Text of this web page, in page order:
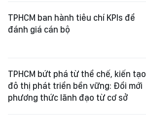
TPHCM ban hành tiêu chí KPIs để
đánh giá cán bộ
TPHCM bứt phá từ thể chế, kiến tạo
đô thị phát triển bền vững: Đổi mới
phương thức lãnh đạo từ cơ sở